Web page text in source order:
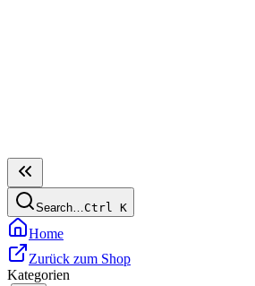
Search…Ctrl K
Home
Zurück zum Shop
Kategorien